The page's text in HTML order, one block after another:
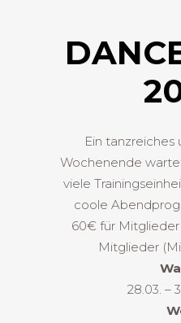
Ein
Wochenende
viele
coole
60€ für
Mitglieder
28.03. –